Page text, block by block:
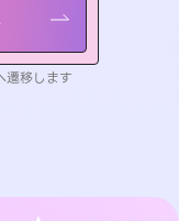
遷移します